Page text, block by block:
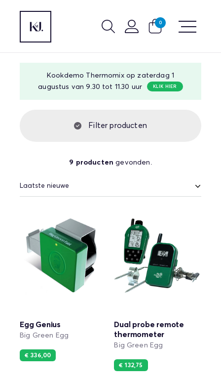
0
Kookdemo Thermomix op zaterdag 1
augustus van 9.30 tot 11.30 uur
KLIK HIER
Filter producten
9 producten gevonden.
Egg Genius
Big Green Egg
€ 336,00
Dual probe remote
thermometer
Big Green Egg
€ 132,75